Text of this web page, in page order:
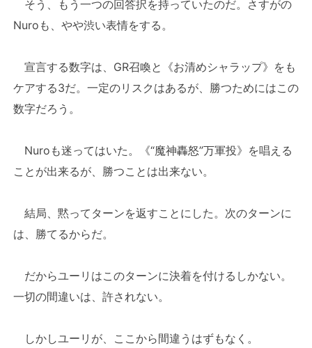
そう、もう一つの回答択を持っていたのだ。さすがの
Nuroも、やや渋い表情をする。
宣言する数字は、GR召喚と《お清めシャラップ》をも
ケアする3だ。一定のリスクはあるが、勝つためにはこの
数字だろう。
Nuroも迷ってはいた。《“魔神轟怒”万軍投》を唱える
ことが出来るが、勝つことは出来ない。
結局、黙ってターンを返すことにした。次のターンに
は、勝てるからだ。
だからユーリはこのターンに決着を付けるしかない。
一切の間違いは、許されない。
しかしユーリが、ここから間違うはずもなく。